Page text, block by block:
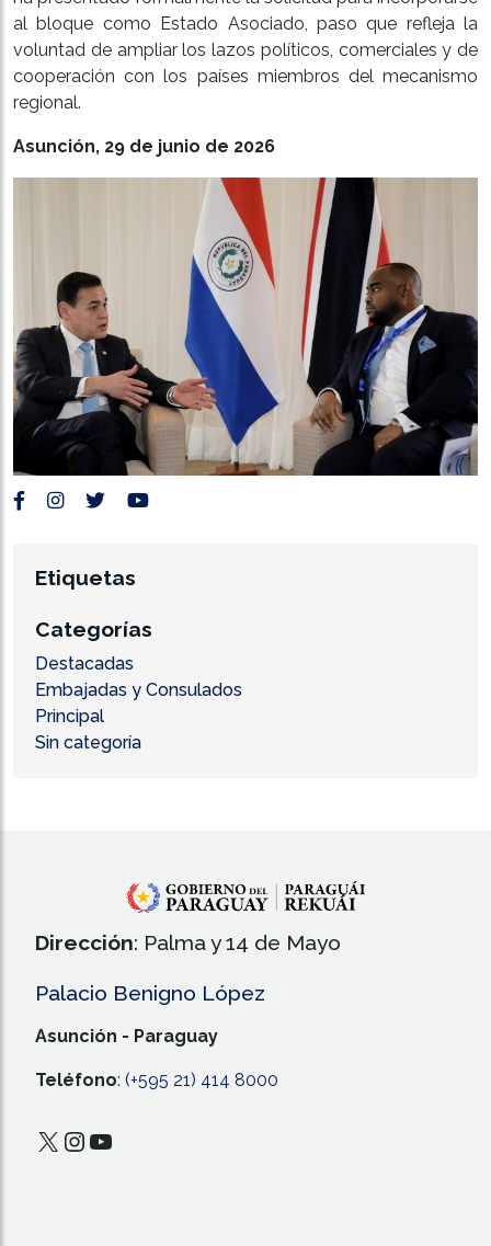
al bloque como Estado Asociado, paso que refleja la
voluntad de ampliar los lazos políticos, comerciales y de
cooperación con los países miembros del mecanismo
regional.
Asunción, 29 de junio de 2026
Etiquetas
Categorías
Destacadas
Embajadas y Consulados
Principal
Sin categoría
Dirección: Palma y 14 de Mayo
Palacio Benigno López
Asunción - Paraguay
Teléfono: (+595 21) 414 8000
X Instagram
YouTube